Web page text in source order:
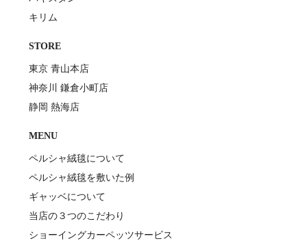
キリム
STORE
東京 青山本店
神奈川 鎌倉小町店
静岡 熱海店
MENU
ペルシャ絨毯について
ペルシャ絨毯を敷いた例
ギャッベについて
当店の３つのこだわり
ショーイングカーペッツサービス